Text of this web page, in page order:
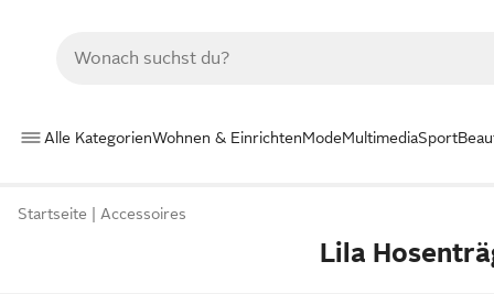
Alle KategorienWohnen & EinrichtenModeMultimediaSport
Startseite Accessoires
Lila